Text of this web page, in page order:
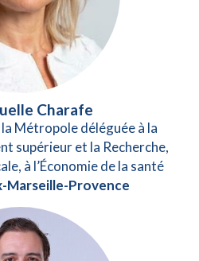
Charafe
Métropole déléguée à la
supérieur et la Recherche,
à l’Économie de la santé
Marseille-Provence